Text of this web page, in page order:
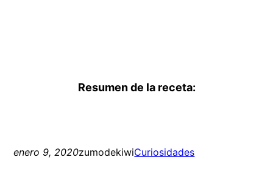
Resumen de la receta:
enero 9, 2020zumodekiwiCuriosidades